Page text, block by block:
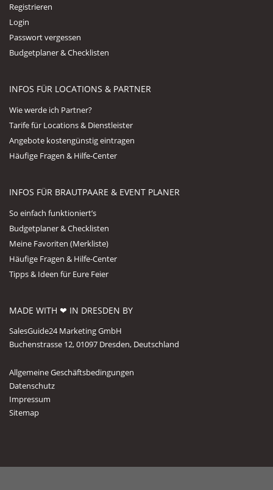
Registrieren
Login
Passwort vergessen
Budgetplaner & Checklisten
INFOS FÜR LOCATIONS & PARTNER
Wie werde ich Partner?
Tarife für Locations & Dienstleister
Angebote kostengünstig eintragen
Häufige Fragen & Hilfe-Center
INFOS FÜR BRAUTPAARE & EVENT PLANER
So einfach funktioniert’s
Budgetplaner & Checklisten
Meine Favoriten (Merkliste)
Häufige Fragen & Hilfe-Center
Tipps & Ideen für Eure Feier
MADE WITH ❤ IN DRESDEN BY
SalesGuide24 Marketing GmbH
Buchenstrasse 12, 01097 Dresden, Deutschland
Allgemeine Geschäftsbedingungen
Datenschutz
Impressum
Sitemap